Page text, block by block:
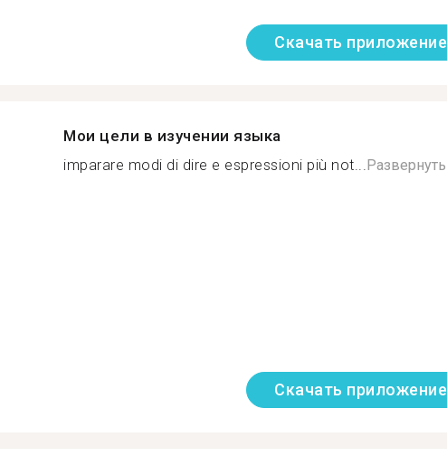
Скачать приложение
Мои цели в изучении языка
imparare modi di dire e espressioni più not...Развернуть
Скачать приложение